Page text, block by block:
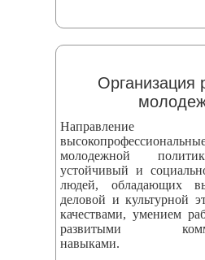
Организация
Направление
молодежной
устойчивый и
людей, обладающих
деловой и культурной
качествами, умением
развитыми
навыками.